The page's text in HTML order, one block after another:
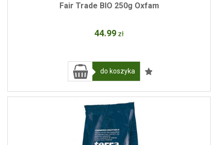
Fair Trade BIO 250g Oxfam
44.99 zł
do koszyka